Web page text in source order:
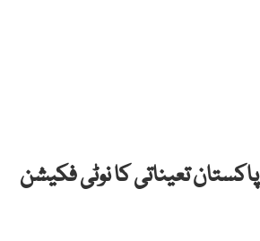
تعیناتی کا نوٹی فکیشن